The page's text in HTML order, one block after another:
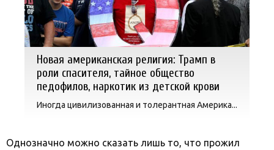
Новая американская религия: Трамп в
роли спасителя, тайное общество
педофилов, наркотик из детской крови
Иногда цивилизованная и толерантная Америка...
Однозначно можно сказать лишь то, что прожил